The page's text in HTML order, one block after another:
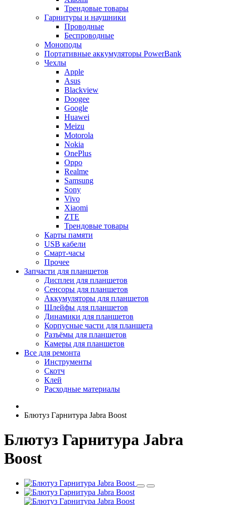
Трендовые товары
Гарнитуры и наушники
Проводные
Беспроводные
Моноподы
Портативные аккумуляторы PowerBank
Чехлы
Apple
Asus
Blackview
Doogee
Google
Huawei
Meizu
Motorola
Nokia
OnePlus
Oppo
Realme
Samsung
Sony
Vivo
Xiaomi
ZTE
Трендовые товары
Карты памяти
USB кабели
Смарт-часы
Прочее
Запчасти для планшетов
Дисплеи для планшетов
Сенсоры для планшетов
Аккумуляторы для планшетов
Шлейфы для планшетов
Динамики для планшетов
Корпусные части для планшета
Разъёмы для планшетов
Камеры для планшетов
Все для ремонта
Инструменты
Скотч
Клей
Расходные материалы
Блютуз Гарнитура Jabra Boost
Блютуз Гарнитура Jabra
Boost